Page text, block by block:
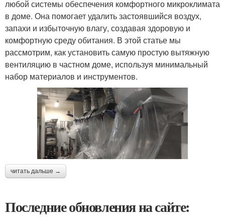
любой системы обеспечения комфортного микроклимата
в доме. Она помогает удалить застоявшийся воздух,
запахи и избыточную влагу, создавая здоровую и
комфортную среду обитания. В этой статье мы
рассмотрим, как установить самую простую вытяжную
вентиляцию в частном доме, используя минимальный
набор материалов и инструментов.
читать дальше →
Последние обновления на сайте: